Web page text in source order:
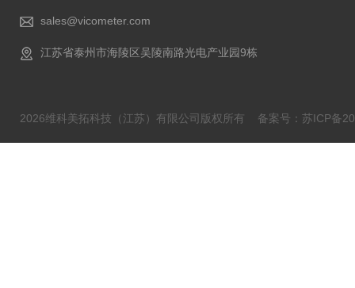
sales@vicometer.com
江苏省泰州市海陵区吴陵南路光电产业园9栋
2026维科美拓科技（江苏）有限公司版权所有 备案号：苏ICP备